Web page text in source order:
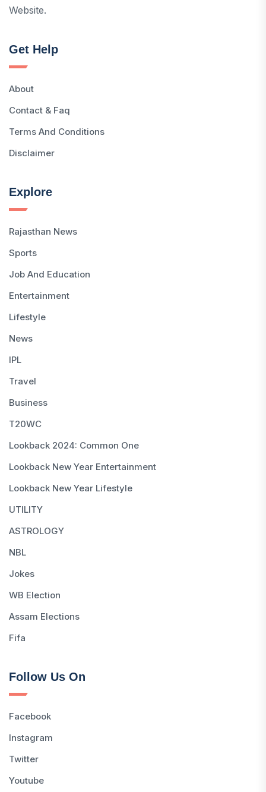
Website.
Get Help
About
Contact & Faq
Terms And Conditions
Disclaimer
Explore
Rajasthan News
Sports
Job And Education
Entertainment
Lifestyle
News
IPL
Travel
Business
T20WC
Lookback 2024: Common One
Lookback New Year Entertainment
Lookback New Year Lifestyle
UTILITY
ASTROLOGY
NBL
Jokes
WB Election
Assam Elections
Fifa
Follow Us On
Facebook
Instagram
Twitter
Youtube